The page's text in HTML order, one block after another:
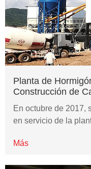
Planta de
Construcción de
En octubre de 2017,
en servicio de la
Más